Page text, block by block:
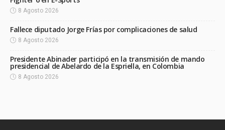
8 Agosto 2026
Fallece diputado Jorge Frías por complicaciones de salud
8 Agosto 2026
Presidente Abinader participó en la transmisión de mando
presidencial de Abelardo de la Espriella, en Colombia
8 Agosto 2026